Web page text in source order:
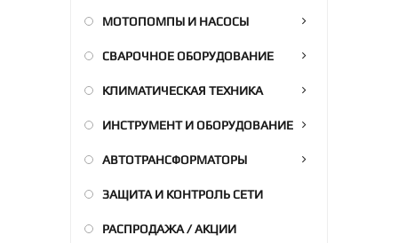
МОТОПОМПЫ И НАСОСЫ
СВАРОЧНОЕ ОБОРУДОВАНИЕ
КЛИМАТИЧЕСКАЯ ТЕХНИКА
ИНСТРУМЕНТ И ОБОРУДОВАНИЕ
АВТОТРАНСФОРМАТОРЫ
ЗАЩИТА И КОНТРОЛЬ СЕТИ
РАСПРОДАЖА / АКЦИИ